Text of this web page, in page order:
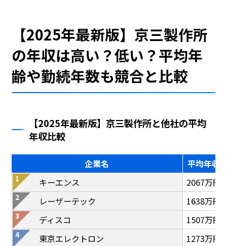
【2025年最新版】京三製作所
の年収は高い？低い？平均年
齢や勤続年数も競合と比較
【2025年最新版】京三製作所と他社の平均
年収比較
企業名
平均年収
キーエンス
2067万円
レーザーテック
1638万円
ディスコ
1507万円
東京エレクトロン
1273万円